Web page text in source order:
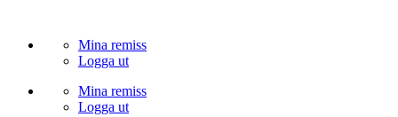
content
Mina remiss
Logga ut
Mina remiss
Logga ut